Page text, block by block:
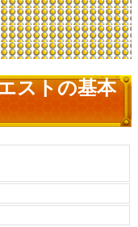
ストの基本